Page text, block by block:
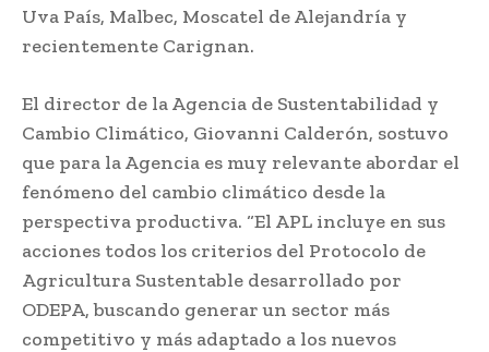
Uva País, Malbec, Moscatel de Alejandría y
recientemente Carignan.
El director de la Agencia de Sustentabilidad y
Cambio Climático, Giovanni Calderón, sostuvo
que para la Agencia es muy relevante abordar el
fenómeno del cambio climático desde la
perspectiva productiva. “El APL incluye en sus
acciones todos los criterios del Protocolo de
Agricultura Sustentable desarrollado por
ODEPA, buscando generar un sector más
competitivo y más adaptado a los nuevos